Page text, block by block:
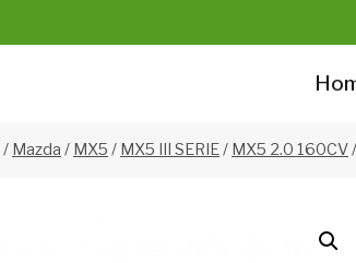
/ Mazda / MX5 / MX5 III SERIE/ MX5 2.0 160CV/